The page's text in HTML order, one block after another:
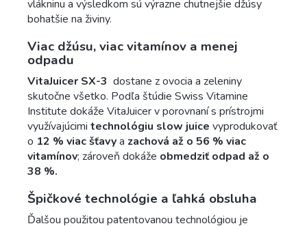
vlákninu a výsledkom sú výrazne chutnejšie džúsy
bohatšie na živiny.
Viac džúsu, viac vitamínov a menej
odpadu
VitaJuicer SX-3 dostane z ovocia a zeleniny
skutočne všetko. Podľa štúdie Swiss Vitamine
Institute dokáže VitaJuicer v porovnaní s prístrojmi
využívajúcimi technológiu slow juice vyprodukovať
o 12 % viac šťavya zachová až o 56 % viac
vitamínov; zároveň dokáže obmedziť odpad až o
38 %.
Špičkové technológie a ľahká obsluha
Ďalšou použitou patentovanou technológiou je